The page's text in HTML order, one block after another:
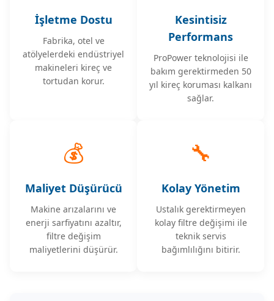
İşletme Dostu
Fabrika, otel ve
atölyelerdeki endüstriyel
makineleri kireç ve
tortudan korur.
Kesintisiz
Performans
ProPower teknolojisi ile
bakım gerektirmeden 50
yıl kireç koruması kalkanı
sağlar.
💰
Maliyet Düşürücü
Makine arızalarını ve
enerji sarfiyatını azaltır,
filtre değişim
maliyetlerini düşürür.
🔧
Kolay Yönetim
Ustalık gerektirmeyen
kolay filtre değişimi ile
teknik servis
bağımlılığını bitirir.